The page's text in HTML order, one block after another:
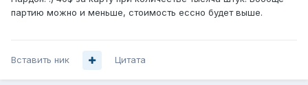
партию можно и меньше, стоимость ессно будет выше.
Вставить ник Цитата